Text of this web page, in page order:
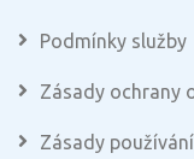
Podmínky služby
Zásady ochrany
Zásady